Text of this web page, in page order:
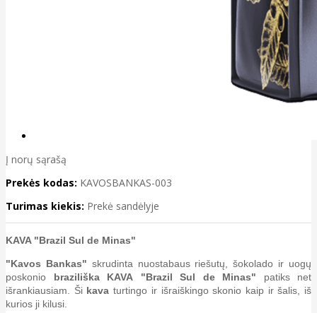
Į norų sąrašą
Prekės kodas: KAVOSBANKAS-003
Turimas kiekis: Prekė sandėlyje
KAVA "Brazil Sul de Minas"
"Kavos Bankas" skrudinta nuostabaus riešutų, šokolado ir uogų
poskonio braziliška KAVA "Brazil Sul de Minas" patiks net
išrankiausiam. Ši kava turtingo ir išraiškingo skonio kaip ir šalis, iš
kurios ji kilusi.